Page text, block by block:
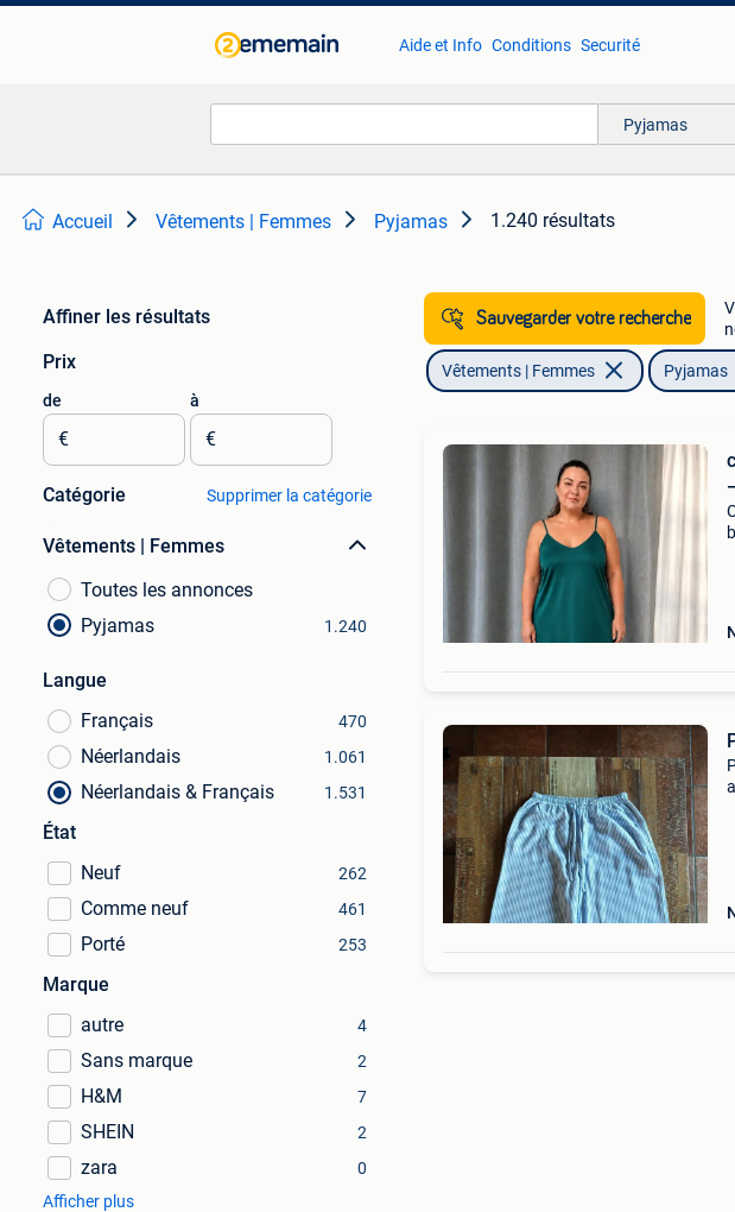
Aide et Info Conditions Securité
Pyjamas
Accueil Vêtements | Femmes Pyjamas 1.240 résultats
Affiner les résultats
Prix
de
€
à
€
Catégorie Supprimer la catégorie
Vêtements | Femmes
Toutes les annonces
Pyjamas
1.240
Langue
Français
470
Néerlandais 1.061
Néerlandais & Français 1.531
État
Neuf
262
Comme neuf 461
Porté 253
Marque
autre
4
Sans marque 2
H&M 7
SHEIN 2
zara
0
Afficher plus
Sauvegarder votre recherche
Vêtements | Femmes Pyjamas